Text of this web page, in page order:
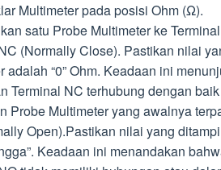
Multimeter pada posisi Ohm (Ω).
satu Probe Multimeter ke
(Normally Close). Pastikan nilai
adalah “0” Ohm. Keadaan ini
Terminal NC terhubung dengan
Probe Multimeter yang awalnya
Open).Pastikan nilai yang
Keadaan ini menandakan